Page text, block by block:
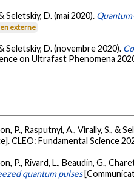
Seletskiy, D. (mai 2020).
externe
Seletskiy, D. (novembre 2020).
on Ultrafast Phenomena
P., Rasputnyi, A., Virally, S., &
CLEO: Fundamental Science
P., Rivard, L., Beaudin, G.,
quantum pulses